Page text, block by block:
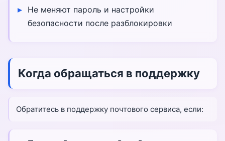
Не меняют пароль и настройки
безопасности после разблокировки
Когда обращаться в поддержку
Обратитесь в поддержку почтового сервиса, если: